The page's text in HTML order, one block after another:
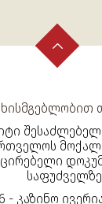
- კაზინო